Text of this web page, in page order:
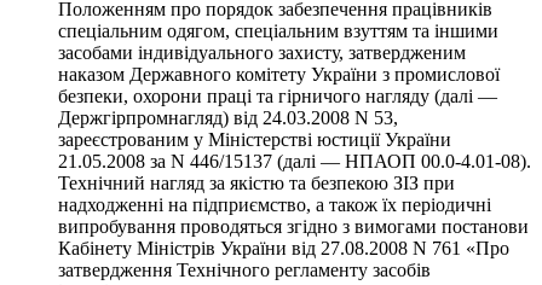
Положенням про порядок забезпечення працівників
спеціальним одягом, спеціальним взуттям та іншими
засобами індивідуального захисту, затвердженим
наказом Державного комітету України з промислової
безпеки, охорони праці та гірничого нагляду (далі —
Держгірпромнагляд) від 24.03.2008 N 53,
зареєстрованим у Міністерстві юстиції України
21.05.2008 за N 446/15137 (далі — НПАОП 00.0-4.01-08).
Технічний нагляд за якістю та безпекою ЗІЗ при
надходженні на підприємство, а також їх періодичні
випробування проводяться згідно з вимогами постанови
Кабінету Міністрів України від 27.08.2008 N 761 «Про
затвердження Технічного регламенту засобів